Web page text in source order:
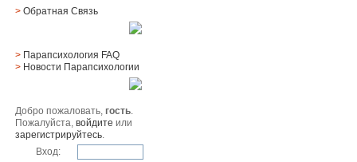
> Обратная Cвязь
> Парапсихология FAQ
> Новости Парапсихологии
Добро пожаловать,гость.
Пожалуйста,войдите или
зарегистрируйтесь.
Вход: